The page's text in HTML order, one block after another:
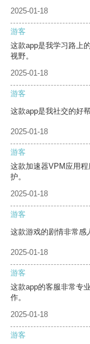
2025-01-18
游客
这款app是我学习路上
视野。
2025-01-18
游客
这款app是我社交的好
2025-01-18
游客
这款加速器VPM应用
护。
2025-01-18
游客
这款游戏的剧情非常感
2025-01-18
游客
这款app的客服非常专
作。
2025-01-18
游客